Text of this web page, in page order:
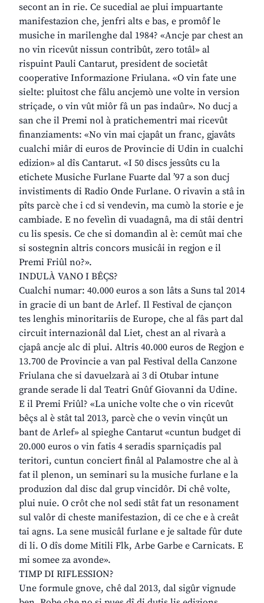
secont an in rie. Ce sucedial ae plui impuartante
manifestazion che, jenfri alts e bas, e promôf le
musiche in marilenghe dal 1984? «Ancje par chest an
no vin ricevût nissun contribût, zero totâl» al
rispuint Pauli Cantarut, president de societât
cooperative Informazione Friulana. «O vin fate une
sielte: pluitost che fâlu ancjemò une volte in version
striçade, o vin vût miôr fâ un pas indaûr». No ducj a
san che il Premi nol à pratichementri mai ricevût
finanziaments: «No vin mai cjapât un franc, gjavâts
cualchi miâr di euros de Provincie di Udin in cualchi
edizion» al dîs Cantarut. «I 50 discs jessûts cu la
etichete Musiche Furlane Fuarte dal ’97 a son ducj
invistiments di Radio Onde Furlane. O rivavin a stâ in
pîts parcè che i cd si vendevin, ma cumò la storie e je
cambiade. E no fevelìn di vuadagnâ, ma di stâi dentri
cu lis spesis. Ce che si domandìn al è: cemût mai che
si sostegnin altris concors musicâi in regjon e il
Premi Friûl no?».
INDULÀ VANO I BÊÇS?
Cualchi numar: 40.000 euros a son lâts a Suns tal 2014
in gracie di un bant de Arlef. Il Festival de cjançon
tes lenghis minoritariis de Europe, che al fâs part dal
circuit internazionâl dal Liet, chest an al rivarà a
cjapâ ancje alc di plui. Altris 40.000 euros de Regjon e
13.700 de Provincie a van pal Festival della Canzone
Friulana che si davuelzarà ai 3 di Otubar intune
grande serade li dal Teatri Gnûf Giovanni da Udine.
E il Premi Friûl? «La uniche volte che o vin ricevût
bêçs al è stât tal 2013, parcè che o vevin vinçût un
bant de Arlef» al spieghe Cantarut «cuntun budget di
20.000 euros o vin fatis 4 seradis sparniçadis pal
teritori, cuntun conciert finâl al Palamostre che al à
fat il plenon, un seminari su la musiche furlane e la
produzion dal disc dal grup vincidôr. Di chê volte,
plui nuie. O crôt che nol sedi stât fat un resonament
sul valôr di cheste manifestazion, di ce che e à creât
tai agns. La sene musicâl furlane e je saltade fûr dute
di li. O dîs dome Mitili Flk, Arbe Garbe e Carnicats. E
mi somee za avonde».
TIMP DI RIFLESSION?
Une formule gnove, chê dal 2013, dal sigûr vignude